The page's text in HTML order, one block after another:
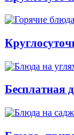
Бесплатная